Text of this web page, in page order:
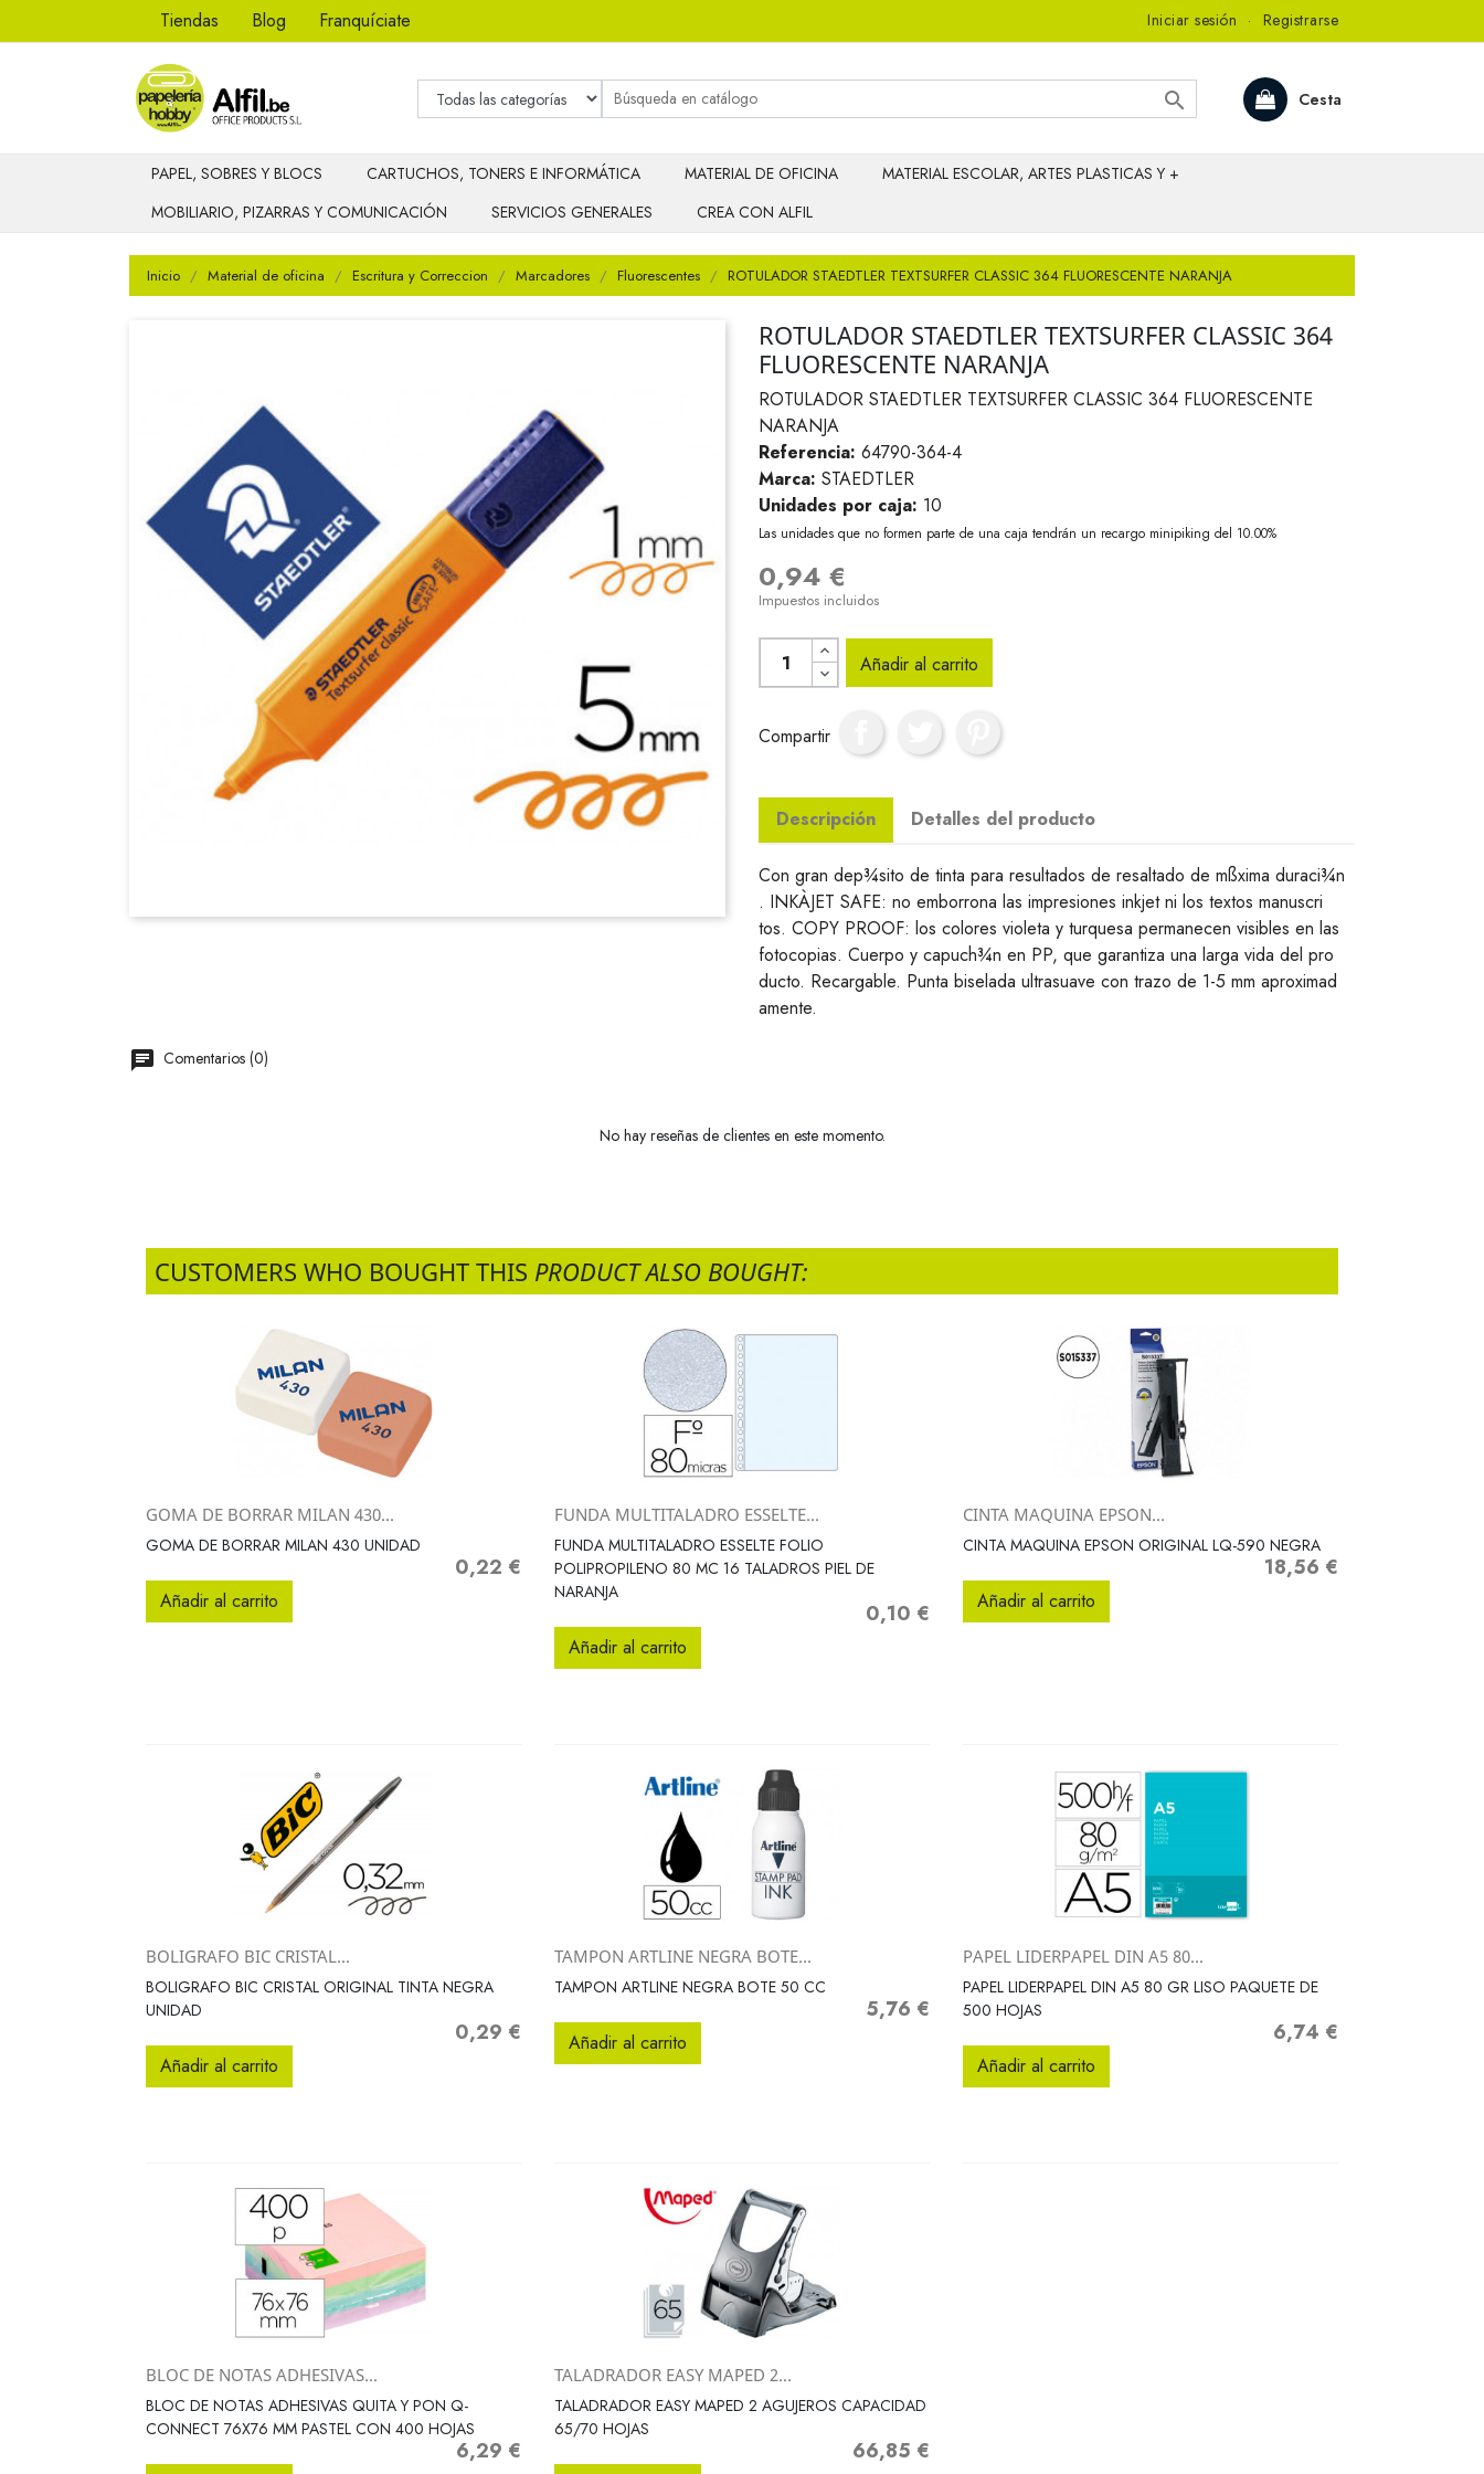
Tiendas Blog Franquíciate Iniciar sesión · Registrarse
Cesta

PAPEL, SOBRES Y BLOCS CARTUCHOS, TONERS E INFORMÁTICA MATERIAL DE OFICINA
MATERIAL ESCOLAR, ARTES PLASTICAS Y +
MOBILIARIO, PIZARRAS Y COMUNICACIÓN
SERVICIOS GENERALES CREA CON ALFIL
Inicio Material de oficina Escritura y Correccion Marcadores Fluorescentes ROTULADOR STAEDTLER TEXTSURFER CLASSIC 364 FLUORESCENTE NARANJA
ROTULADOR STAEDTLER TEXTSURFER CLASSIC 364
FLUORESCENTE NARANJA
ROTULADOR STAEDTLER TEXTSURFER CLASSIC 364 FLUORESCENTE
NARANJA
Referencia: 64790-364-4
Marca: STAEDTLER
Unidades por caja: 10
Las unidades que no formen parte de una caja tendrán un recargo minipiking del 10.00%
0,94 €
Impuestos incluidos
Añadir al carrito
Compartir
Descripción Detalles del producto
Con gran dep¾sito de tinta para resultados de resaltado de mßxima duraci¾n
. INKÀJET SAFE: no emborrona las impresiones inkjet ni los textos manuscri
tos. COPY PROOF: los colores violeta y turquesa permanecen visibles en las
fotocopias. Cuerpo y capuch¾n en PP, que garantiza una larga vida del pro
ducto. Recargable. Punta biselada ultrasuave con trazo de 1-5 mm aproximad
amente.
Comentarios (0)
No hay reseñas de clientes en este momento.
CUSTOMERS WHO BOUGHT THIS PRODUCT ALSO BOUGHT:
Vista rápida
GOMA DE BORRAR MILAN 430...
GOMA DE BORRAR MILAN 430 UNIDAD
Precio
0,22 €
Añadir al carrito
Vista rápida
FUNDA MULTITALADRO ESSELTE...
FUNDA MULTITALADRO ESSELTE FOLIO
POLIPROPILENO 80 MC 16 TALADROS PIEL DE
NARANJA
Precio
0,10 €
Añadir al carrito
Vista rápida
CINTA MAQUINA EPSON...
CINTA MAQUINA EPSON ORIGINAL LQ-590 NEGRA
Precio
18,56 €
Añadir al carrito
Vista rápida
BOLIGRAFO BIC CRISTAL...
BOLIGRAFO BIC CRISTAL ORIGINAL TINTA NEGRA
UNIDAD
Precio
0,29 €
Añadir al carrito
Vista rápida
TAMPON ARTLINE NEGRA BOTE...
TAMPON ARTLINE NEGRA BOTE 50 CC
Precio
5,76 €
Añadir al carrito
 Vista rápida
PAPEL LIDERPAPEL DIN A5 80...
PAPEL LIDERPAPEL DIN A5 80 GR LISO PAQUETE DE
500 HOJAS
Precio
6,74 €
Añadir al carrito
Vista rápida
BLOC DE NOTAS ADHESIVAS...
BLOC DE NOTAS ADHESIVAS QUITA Y PON Q-
CONNECT 76X76 MM PASTEL CON 400 HOJAS
Precio
6,29 €
 Vista rápida
TALADRADOR EASY MAPED 2...
TALADRADOR EASY MAPED 2 AGUJEROS CAPACIDAD
65/70 HOJAS
Precio
66,85 €